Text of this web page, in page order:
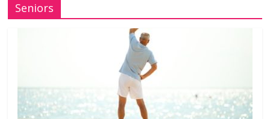
Seniors